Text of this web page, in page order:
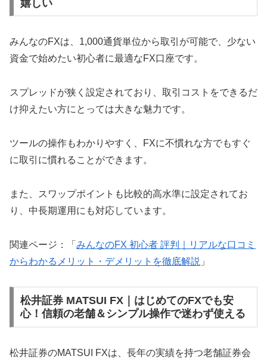
嬉しい
みんなのFXは、1,000通貨単位から取引が可能で、少ない
資金で始めたい初心者に最適なFX口座です。
スプレッドが狭く設定されており、取引コストをできるだ
け抑えたい方にとっては大きな魅力です。
ツールの操作もわかりやすく、FXに不慣れな方でもすぐ
に取引に慣れることができます。
また、スワップポイントも比較的高水準に設定されてお
り、中長期運用にも対応しています。
関連ページ：「 みんなのFX 初心者 評判｜リアルな口コミ
からわかるメリット・デメリットを徹底解説 」
松井証券 MATSUI FX｜はじめてのFXでも安
心！信頼の老舗＆シンプル操作で迷わず使える
松井証券のMATSUI FXは、長年の実績を持つ老舗証券会